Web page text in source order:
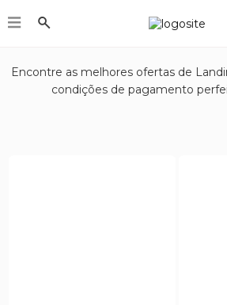
Landini
Encontre as melhores ofertas de
condições de pagamento